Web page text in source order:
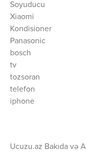
Soyuducu
Xiaomi
Kondisioner
Panasonic
bosch
tv
tozsoran
telefon
iphone
Ucuzu.az Bakıda və